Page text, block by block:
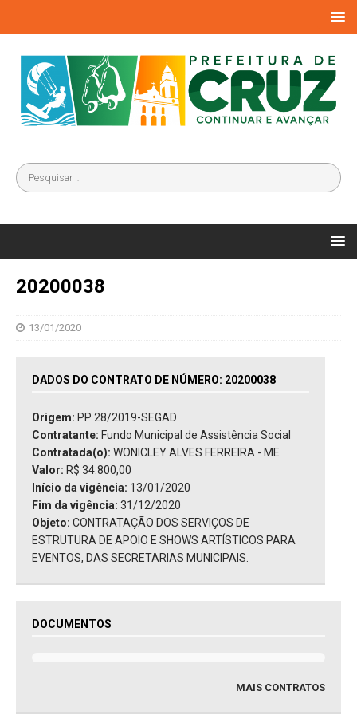
20200038
13/01/2020
DADOS DO CONTRATO DE NÚMERO: 20200038
Origem: PP 28/2019-SEGAD
Contratante: Fundo Municipal de Assistência Social
Contratada(o): WONICLEY ALVES FERREIRA - ME
Valor: R$ 34.800,00
Início da vigência: 13/01/2020
Fim da vigência: 31/12/2020
Objeto: CONTRATAÇÃO DOS SERVIÇOS DE
ESTRUTURA DE APOIO E SHOWS ARTÍSTICOS PARA
EVENTOS, DAS SECRETARIAS MUNICIPAIS.
DOCUMENTOS
MAIS CONTRATOS